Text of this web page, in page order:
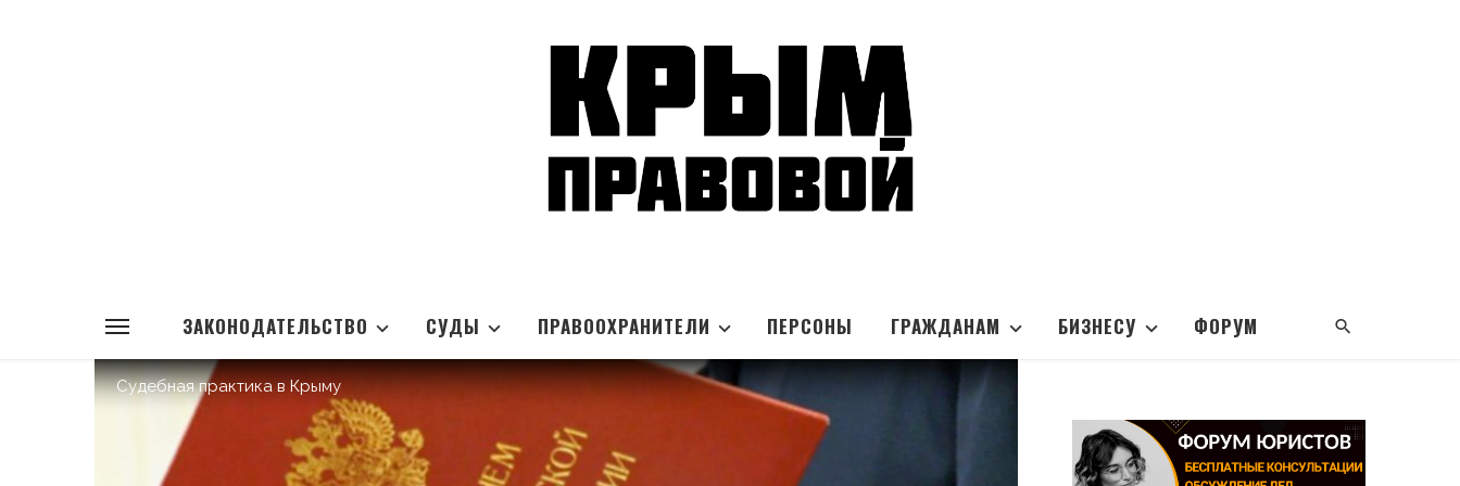
ЗАКОНОДАТЕЛЬСТВО СУДЫ ПРАВООХРАНИТЕЛИ ПЕРСОНЫ ГРАЖДАНАМ БИЗНЕСУ ФОРУМ
Судебная практика в Крыму